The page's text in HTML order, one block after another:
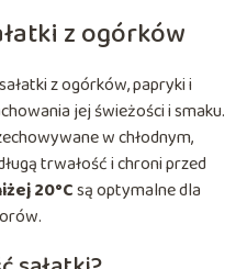
z ogórków
z ogórków, papryki i
jej świeżości i smaku.
w chłodnym,
trwałość i chroni przed
20°Csą optymalne dla